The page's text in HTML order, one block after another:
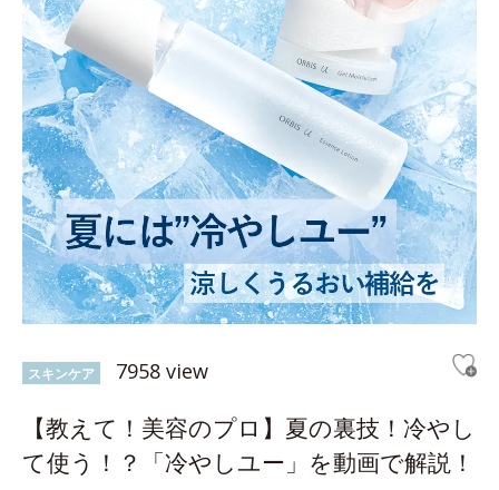
スキンケア 7958 view
【教えて！美容のプロ】夏の裏技！冷やし
て使う！？「冷やしユー」を動画で解説！